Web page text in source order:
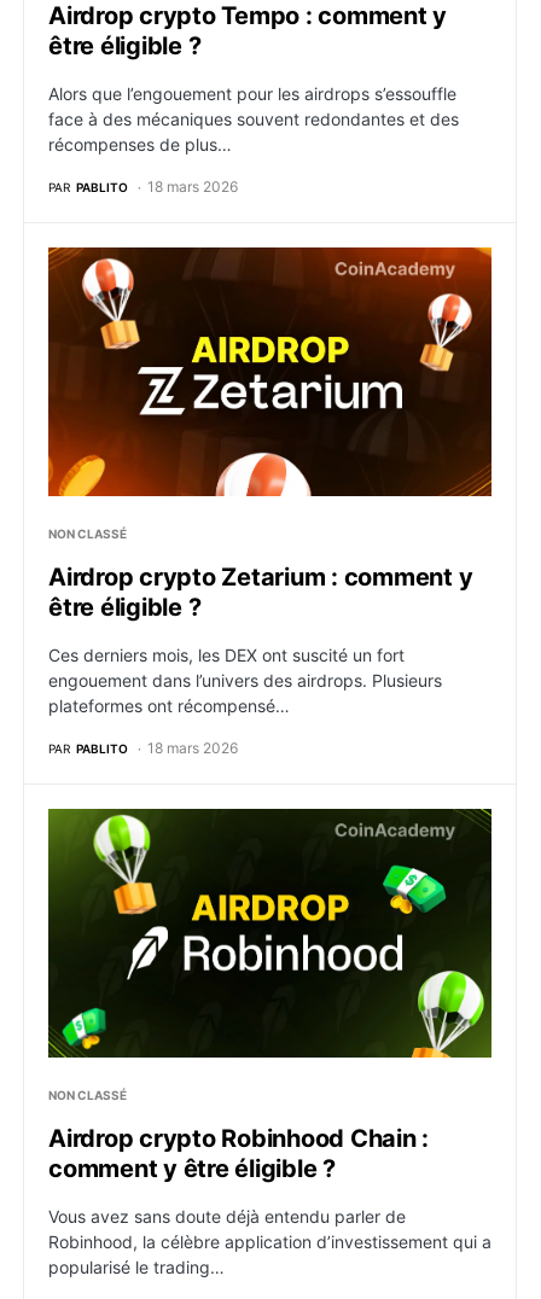
Airdrop crypto Tempo : comment y
être éligible ?
Alors que l’engouement pour les airdrops s’essouffle
face à des mécaniques souvent redondantes et des
récompenses de plus…
PAR PABLITO 18 mars 2026
Airdrop crypto Zetarium : comment y être éligible ?
NON CLASSÉ
Airdrop crypto Zetarium : comment y
être éligible ?
Ces derniers mois, les DEX ont suscité un fort
engouement dans l’univers des airdrops. Plusieurs
plateformes ont récompensé…
PAR PABLITO 18 mars 2026
Airdrop crypto Robinhood Chain : comment y être
NON CLASSÉ
Airdrop crypto Robinhood Chain :
comment y être éligible ?
Vous avez sans doute déjà entendu parler de
Robinhood, la célèbre application d’investissement qui a
popularisé le trading…